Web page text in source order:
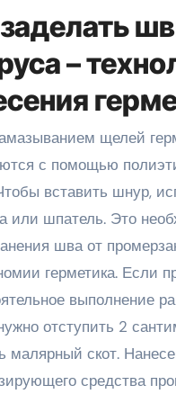
–
щелей
с помощью
вставить шнур,
или шпатель. Это
шва от
герметика. Если
выполнение
отступить 2
малярный скот.
средства